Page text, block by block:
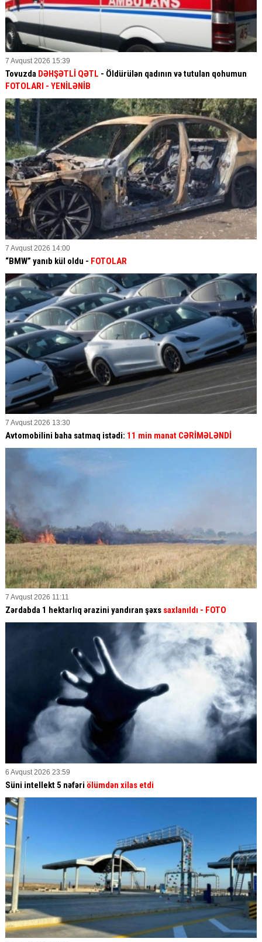
7 Avqust 2026 15:39
Tovuzda DƏHŞƏTLİ QƏTL - Öldürülən qadının və tutulan qohumun
FOTOLARI - YENİLƏNİB
7 Avqust 2026 14:00
“BMW” yanıb kül oldu - FOTOLAR
7 Avqust 2026 13:30
Avtomobilini baha satmaq istədi: 11 min manat CƏRİMƏLƏNDİ
7 Avqust 2026 11:11
Zərdabda 1 hektarlıq ərazini yandıran şəxs saxlanıldı - FOTO
6 Avqust 2026 23:59
Süni intellekt 5 nəfəri ölümdən xilas etdi